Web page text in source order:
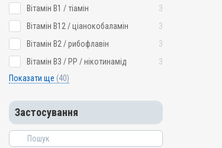
Вітамін B1 / тіамін
3
Вітамін B12 / ціанокобаламін
3
Вітамін B2 / рибофлавін
3
Вітамін B3 / PP / нікотинамід
3
Показати ще (40)
Застосування